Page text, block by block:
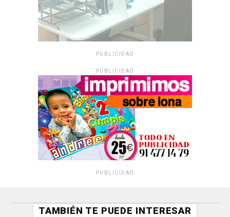
PUBLICIDAD
PUBLICIDAD
PUBLICIDAD
TAMBIÉN TE PUEDE INTERESAR